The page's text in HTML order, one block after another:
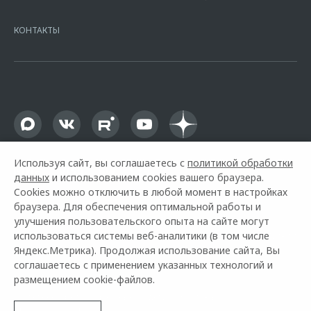
16.01.2015. Предложение ограничено и не является публичной
КОНТАКТЫ
Горячая линия OMODA: +7 (831) 200-07-77
© 2026 АГАТ Нижний Новгород
Используя сайт, вы соглашаетесь с политикой обработки
данных и использованием cookies вашего браузера.
Cookies можно отключить в любой момент в настройках
браузера. Для обеспечения оптимальной работы и
улучшения пользовательского опыта на сайте могут
использоваться системы веб-аналитики (в том числе
Яндекс.Метрика). Продолжая использование сайта, Вы
соглашаетесь с применением указанных технологий и
размещением cookie-файлов.